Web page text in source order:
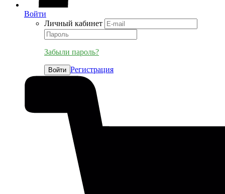
Войти
Личный кабинет
Забыли пароль?
Войти Регистрация